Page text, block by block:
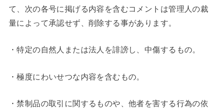
て、次の各号に掲げる内容を含むコメントは管理人の裁
量によって承認せず、削除する事があります。
・特定の自然人または法人を誹謗し、中傷するもの。
・極度にわいせつな内容を含むもの。
・禁制品の取引に関するものや、他者を害する行為の依